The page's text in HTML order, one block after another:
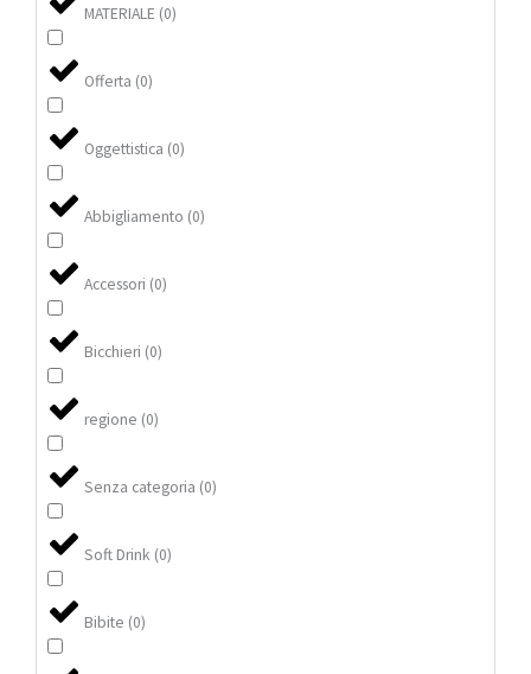
MATERIALE (0)
Offerta (0)
Oggettistica (0)
Abbigliamento (0)
Accessori (0)
Bicchieri (0)
regione (0)
Senza categoria (0)
Soft Drink (0)
Bibite (0)